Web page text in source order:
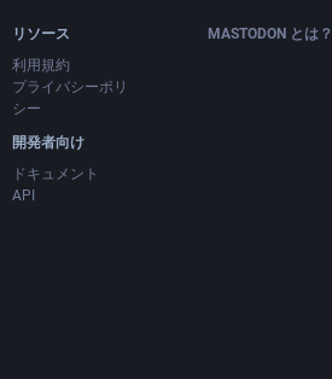
リソース
利用規約
プライバシーポリ
シー
開発者向け
ドキュメント
API
MASTODON とは？